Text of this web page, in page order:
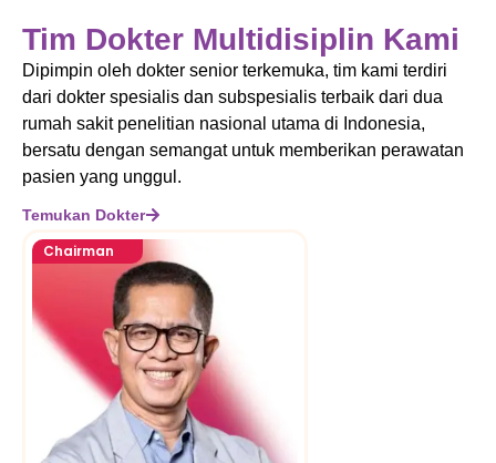
Tim Dokter Multidisiplin Kami
Dipimpin oleh dokter senior terkemuka, tim kami terdiri
dari dokter spesialis dan subspesialis terbaik dari dua
rumah sakit penelitian nasional utama di Indonesia,
bersatu dengan semangat untuk memberikan perawatan
pasien yang unggul.
Temukan Dokter
Chairman